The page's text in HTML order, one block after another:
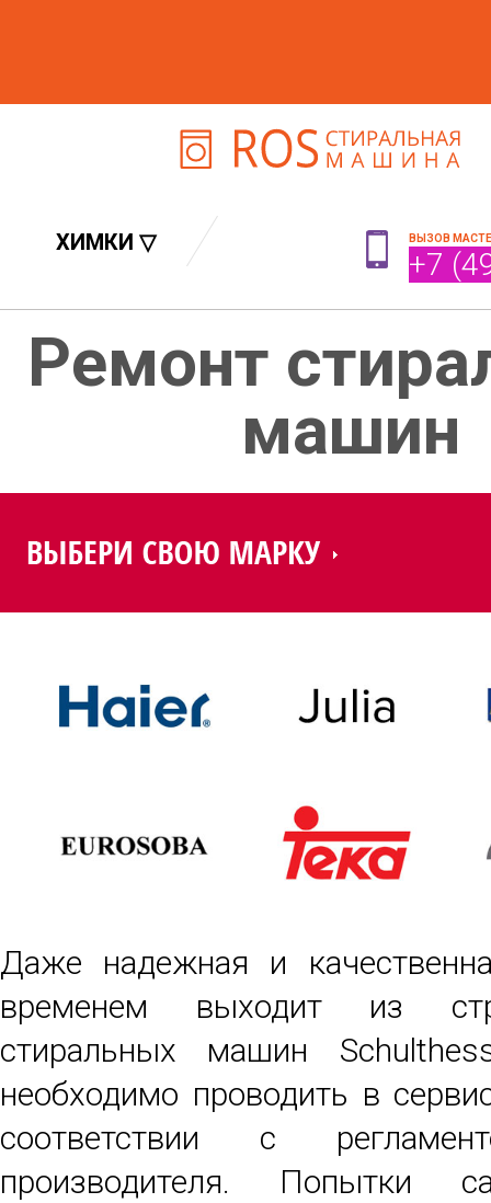
ХИМКИ ▽ ВЫЗОВ
+7
Ремонт
машин
Даже надежная и
временем выходит из
стиральных машин
необходимо проводить в
соответствии с
производителя. Попытки